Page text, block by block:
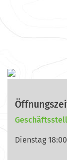
Dienstag